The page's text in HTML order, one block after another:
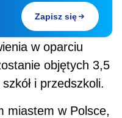
Zapisz się
w oparciu
objętych 3,5
i przedszkoli.
miastem w Polsce,